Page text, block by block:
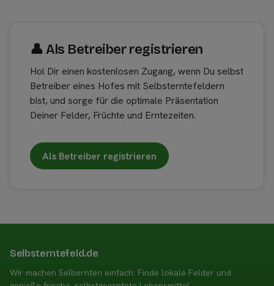
👤︎ Als Betreiber registrieren
Hol Dir einen kostenlosen Zugang, wenn Du selbst
Betreiber eines Hofes mit Selbsterntefeldern
bist, und sorge für die optimale Präsentation
Deiner Felder, Früchte und Erntezeiten.
Als Betreiber registrieren
Selbsterntefeld.de
Wir machen Selbernten einfach: Finde lokale Felder und